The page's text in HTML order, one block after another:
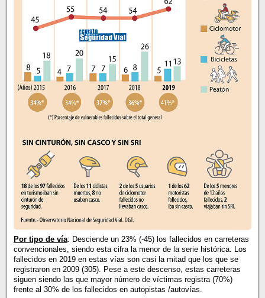
Por tipo de vía: Desciende un 23% (-45) los fallecidos en carreteras
convencionales, siendo esta cifra la menor de la serie histórica. Los
fallecidos en 2019 en estas vías son casi la mitad que los que se
registraron en 2009 (305). Pese a este descenso, estas carreteras
siguen siendo las que mayor número de víctimas registra (70%)
frente al 30% de los fallecidos en autopistas /autovías.